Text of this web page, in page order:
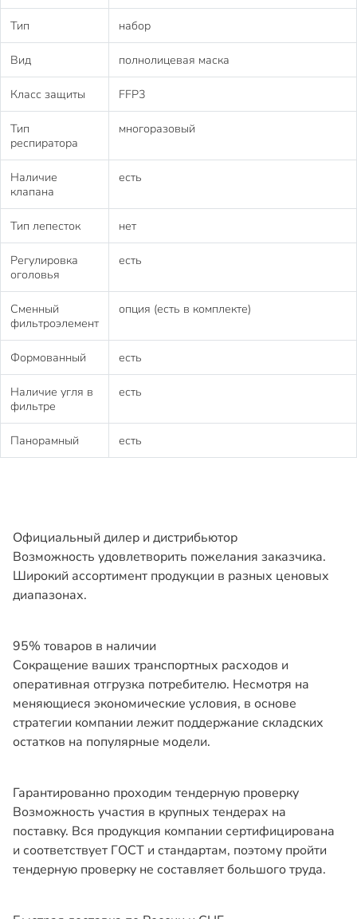
Тип набор
Вид полнолицевая маска
Класс защиты FFP3
Тип
респиратора
многоразовый
Наличие
клапана
есть
Тип лепесток нет
Регулировка
оголовья
есть
Сменный
фильтроэлемент
опция (есть в комплекте)
Формованный есть
Наличие угля в
фильтре
есть
Панорамный есть
Официальный дилер и дистрибьютор
Возможность удовлетворить пожелания заказчика.
Широкий ассортимент продукции в разных ценовых
диапазонах.
95% товаров в наличии
Сокращение ваших транспортных расходов и
оперативная отгрузка потребителю. Несмотря на
меняющиеся экономические условия, в основе
стратегии компании лежит поддержание складских
остатков на популярные модели.
Гарантированно проходим тендерную проверку
Возможность участия в крупных тендерах на
поставку. Вся продукция компании сертифицирована
и соответствует ГОСТ и стандартам, поэтому пройти
тендерную проверку не составляет большого труда.